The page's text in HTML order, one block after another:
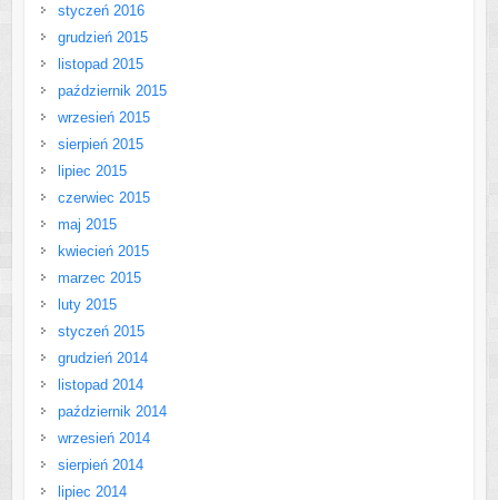
styczeń 2016
grudzień 2015
listopad 2015
październik 2015
wrzesień 2015
sierpień 2015
lipiec 2015
czerwiec 2015
maj 2015
kwiecień 2015
marzec 2015
luty 2015
styczeń 2015
grudzień 2014
listopad 2014
październik 2014
wrzesień 2014
sierpień 2014
lipiec 2014